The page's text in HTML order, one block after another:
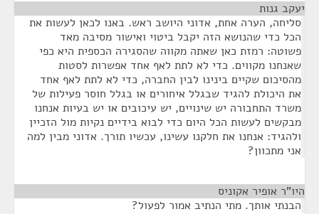
יעקב גנות
סליחה, הערה אחת, אדוני היושב ראש. באנו לכאן לעשות את
הכל כדי שהנושא הזה יקבל ביטוי ואישור מסיבה מאד
פשוטה: רמזת כאן שאתה מקווה שהסגירה הכספית היא כפי
שאנחנו מקווים. כדי לא לתת לאף אחד אפשרות לסטות
מהסיכום שקיים בינינו לבין החברה, כדי לא לתת לאף אחד
את היכולת להגיד שבגלל איחורים או בגלל חוסר פעילות של
משרד התחבורה יש שינויים, יש עיכובים או יש בעיות אנחנו
מבקשים לעשות הכל היום כדי לבוא בידיים נקיות מול הזכיין
ולהגיד: אנחנו את חלקנו עשינו, עכשיו תורך. אדוני מבין למה
אני מתכוון?
היו"ר אופיר אקוניס
הבנתי אותך. מתי הנתיב אמור לפעול?